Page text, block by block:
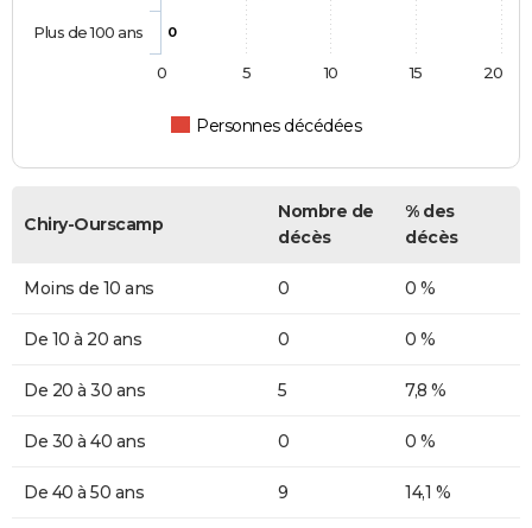
0
Personnes décédées
Plus de 100 ans
0 5 10 15 20
Chiry-Ourscamp
Nombre de
décès
% des
décès
Moins de 10 ans 0 0 %
De 10 à 20 ans 0 0 %
De 20 à 30 ans 5 7,8 %
De 30 à 40 ans 0 0 %
De 40 à 50 ans 9 14,1 %